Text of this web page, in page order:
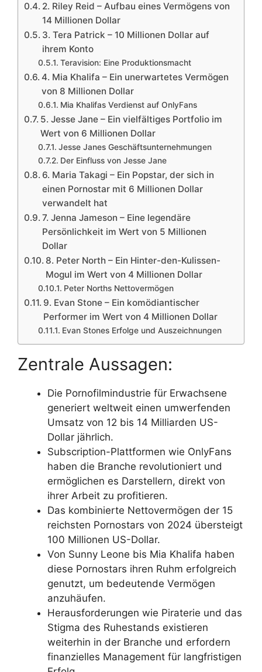
2. Riley Reid – Aufbau eines Vermögens von
14 Millionen Dollar
3. Tera Patrick – 10 Millionen Dollar auf
ihrem Konto
Teravision: Eine Produktionsmacht
4. Mia Khalifa – Ein unerwartetes Vermögen
von 8 Millionen Dollar
Mia Khalifas Verdienst auf OnlyFans
5. Jesse Jane – Ein vielfältiges Portfolio im
Wert von 6 Millionen Dollar
Jesse Janes Geschäftsunternehmungen
Der Einfluss von Jesse Jane
6. Maria Takagi – Ein Popstar, der sich in
einen Pornostar mit 6 Millionen Dollar
verwandelt hat
7. Jenna Jameson – Eine legendäre
Persönlichkeit im Wert von 5 Millionen
Dollar
8. Peter North – Ein Hinter-den-Kulissen-
Mogul im Wert von 4 Millionen Dollar
Peter Norths Nettovermögen
9. Evan Stone – Ein komödiantischer
Performer im Wert von 4 Millionen Dollar
Evan Stones Erfolge und Auszeichnungen
Zentrale Aussagen:
Die Pornofilmindustrie für Erwachsene
generiert weltweit einen umwerfenden
Umsatz von 12 bis 14 Milliarden US-
Dollar jährlich.
Subscription-Plattformen wie OnlyFans
haben die Branche revolutioniert und
ermöglichen es Darstellern, direkt von
ihrer Arbeit zu profitieren.
Das kombinierte Nettovermögen der 15
reichsten Pornostars von 2024 übersteigt
100 Millionen US-Dollar.
Von Sunny Leone bis Mia Khalifa haben
diese Pornostars ihren Ruhm erfolgreich
genutzt, um bedeutende Vermögen
anzuhäufen.
Herausforderungen wie Piraterie und das
Stigma des Ruhestands existieren
weiterhin in der Branche und erfordern
finanzielles Management für langfristigen